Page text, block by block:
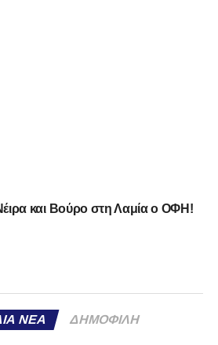
και Βούρο στη Λαμία ο ΟΦΗ!
ΝΈΑ ΔΗΜΟΦΙΛΉ